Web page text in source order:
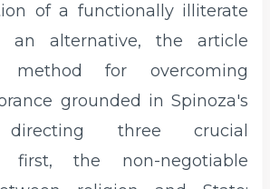
of a functionally illiterate
an alternative, the article
method for overcoming
grounded in Spinoza's
directing three crucial
first, the non-negotiable